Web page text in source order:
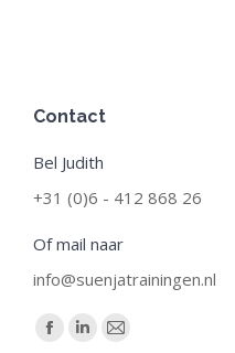
Contact
Bel Judith
+31 (0)6 - 412 868 26
Of mail naar
info@suenjatrainingen.nl
Find us on:
Facebook
Linkedin
Mail